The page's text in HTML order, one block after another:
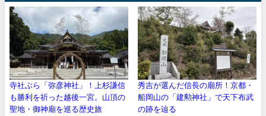
寺社ぶら「弥彦神社」！上杉謙信
も勝利を祈った越後一宮。山頂の
聖地・御神廟を巡る歴史旅
秀吉が選んだ信長の廟所！京都・
船岡山の「建勲神社」で天下布武
の跡を辿る